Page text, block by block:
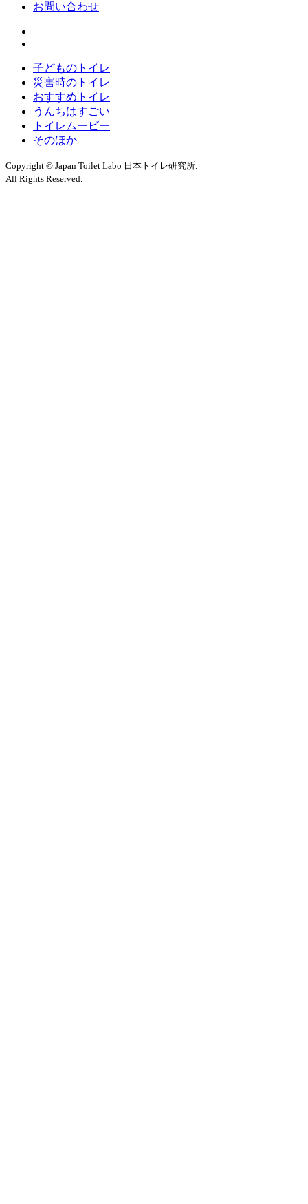
お問い合わせ
子どものトイレ
災害時のトイレ
おすすめトイレ
うんちはすごい
トイレムービー
そのほか
Copyright © Japan Toilet Labo 日本トイレ研究所.
All Rights Reserved.